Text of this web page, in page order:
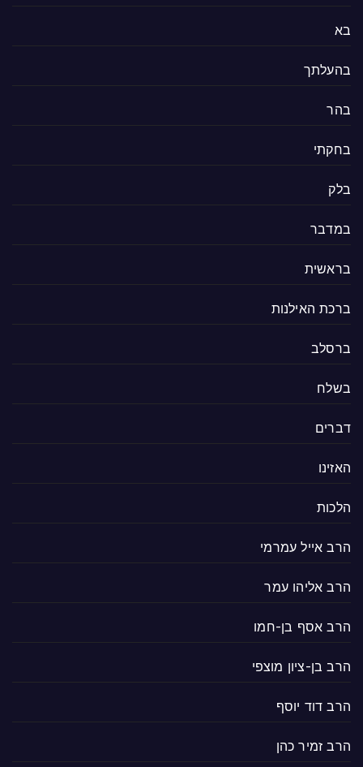
בא
בהעלתך
בהר
בחקתי
בלק
במדבר
בראשית
ברכת האילנות
ברסלב
בשלח
דברים
האזינו
הלכות
הרב אייל עמרמי
הרב אליהו עמר
הרב אסף בן-חמו
הרב בן-ציון מוצפי
הרב דוד יוסף
הרב זמיר כהן